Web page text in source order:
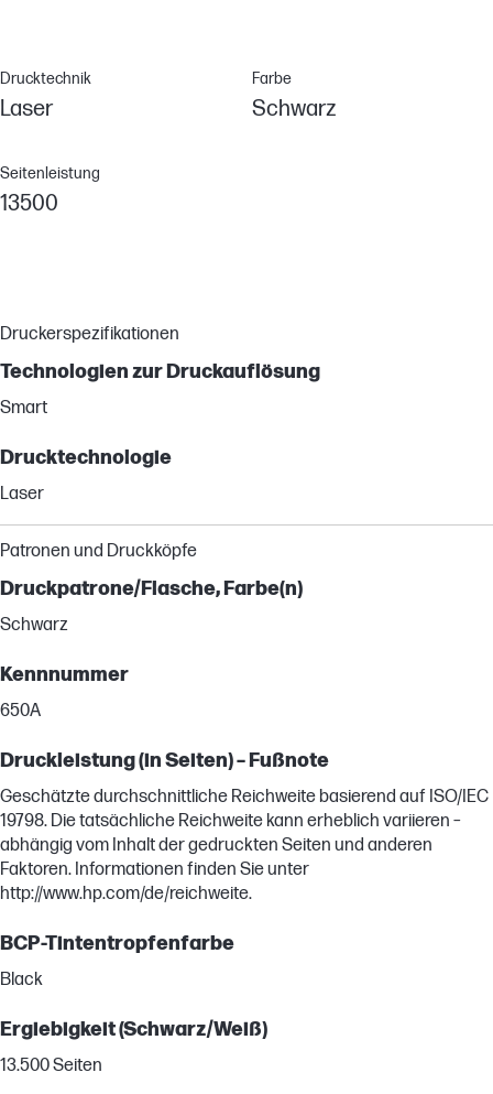
Drucktechnik
Laser
Farbe
Schwarz
Seitenleistung
13500
Druckerspezifikationen
Technologien zur Druckauflösung
Smart
Drucktechnologie
Laser
Patronen und Druckköpfe
Druckpatrone/Flasche, Farbe(n)
Schwarz
Kennnummer
650A
Druckleistung (in Seiten) – Fußnote
Geschätzte durchschnittliche Reichweite basierend auf ISO/IEC
19798. Die tatsächliche Reichweite kann erheblich variieren –
abhängig vom Inhalt der gedruckten Seiten und anderen
Faktoren. Informationen finden Sie unter
http://www.hp.com/de/reichweite.
BCP-Tintentropfenfarbe
Black
Ergiebigkeit (Schwarz/Weiß)
13.500 Seiten